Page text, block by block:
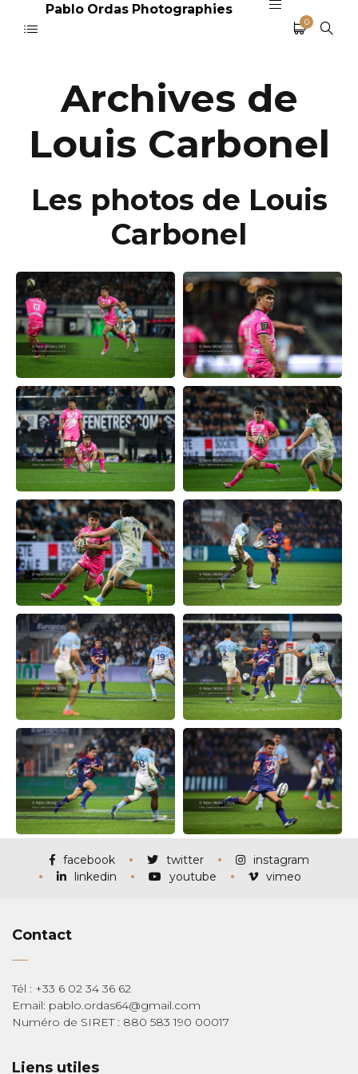
Pablo Ordas Photographies
0
Archives de
Louis Carbonel
Les photos de Louis
Carbonel
facebook twitter
instagram
linkedin
youtube vimeo
Contact
Tél : +33 6 02 34 36 62
Email: pablo.ordas64@gmail.com
Numéro de SIRET : 880 583 190 00017
Liens utiles